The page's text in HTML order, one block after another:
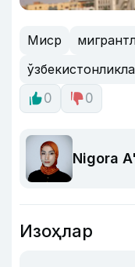
Миср
0
0
Nigora
Изоҳлар